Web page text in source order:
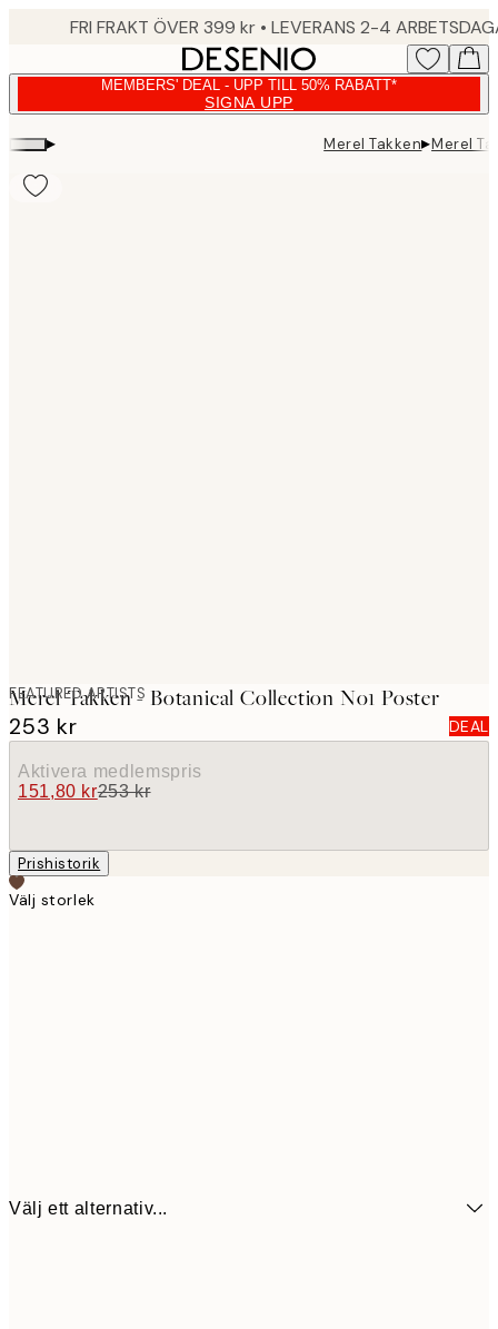
FRI FRAKT ÖVER 399 kr • LEVERANS 2-4
MEMBERS' DEAL - UPP TILL 50% RABATT*
SIGNA UPP
▸ Merel Takken▸Merel
FEATURED ARTISTS
Merel Takken - Botanical Collection No1 Poster
253 kr DEAL
Aktivera medlemspris
151,80 kr253 kr
Prishistorik
Välj storlek
Välj ett alternativ...